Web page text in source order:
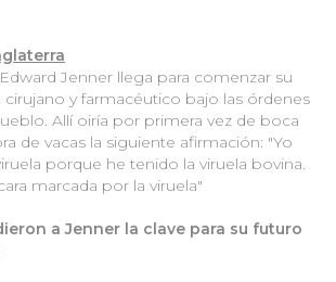
Jenner llega para comenzar su
y farmacéutico bajo las órdenes
Allí oiría por primera vez de boca
de vacas la siguiente afirmación: "Yo
porque he tenido la viruela bovina.
marcada por la viruela"
a Jenner la clave para su futuro